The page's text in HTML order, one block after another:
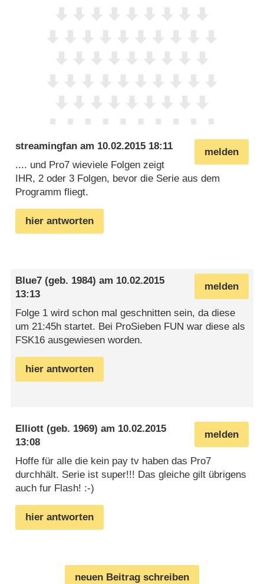
melden
streamingfan am 10.02.2015 18:11
.... und Pro7 wieviele Folgen zeigt
IHR, 2 oder 3 Folgen, bevor die Serie aus dem
Programm fliegt.
hier antworten
melden
Blue7 (geb. 1984) am 10.02.2015
13:13
Folge 1 wird schon mal geschnitten sein, da diese
um 21:45h startet. Bei ProSieben FUN war diese als
FSK16 ausgewiesen worden.
hier antworten
melden
Elliott (geb. 1969) am 10.02.2015
13:08
Hoffe für alle die kein pay tv haben das Pro7
durchhält. Serie ist super!!! Das gleiche gilt übrigens
auch fur Flash! :-)
hier antworten
neuen Beitrag schreiben